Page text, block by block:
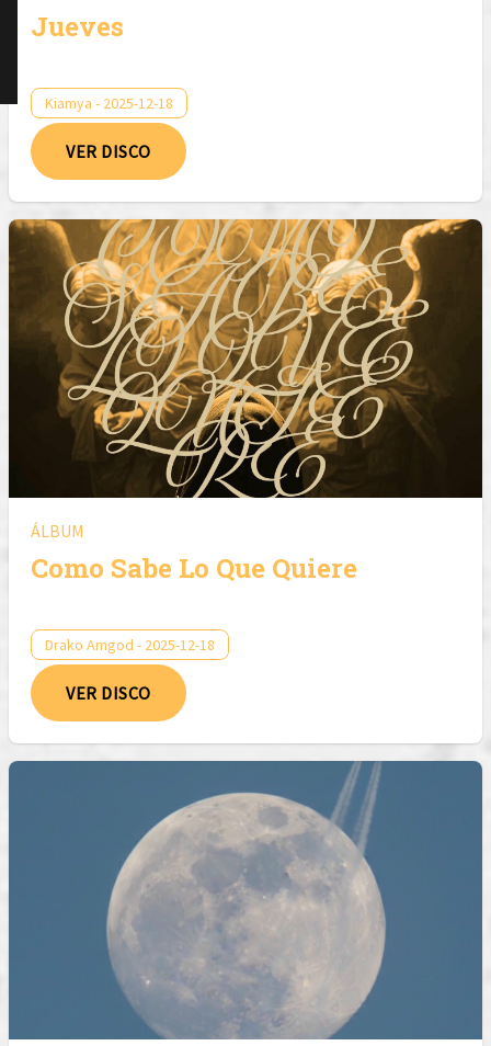
Jueves
Kiamya - 2025-12-18
VER DISCO
ÁLBUM
Como Sabe Lo Que Quiere
Drako Amgod - 2025-12-18
VER DISCO